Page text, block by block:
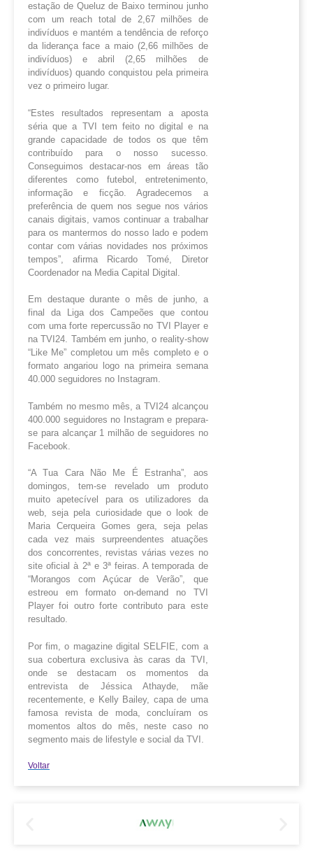
estação de Queluz de Baixo terminou junho
com um reach total de 2,67 milhões de
indivíduos e mantém a tendência de reforço
da liderança face a maio (2,66 milhões de
indivíduos) e abril (2,65 milhões de
indivíduos) quando conquistou pela primeira
vez o primeiro lugar.
“Estes resultados representam a aposta
séria que a TVI tem feito no digital e na
grande capacidade de todos os que têm
contribuído para o nosso sucesso.
Conseguimos destacar-nos em áreas tão
diferentes como futebol, entretenimento,
informação e ficção. Agradecemos a
preferência de quem nos segue nos vários
canais digitais, vamos continuar a trabalhar
para os mantermos do nosso lado e podem
contar com várias novidades nos próximos
tempos”, afirma Ricardo Tomé, Diretor
Coordenador na Media Capital Digital.
Em destaque durante o mês de junho, a
final da Liga dos Campeões que contou
com uma forte repercussão no TVI Player e
na TVI24. Também em junho, o reality-show
“Like Me” completou um mês completo e o
formato angariou logo na primeira semana
40.000 seguidores no Instagram.
Também no mesmo mês, a TVI24 alcançou
400.000 seguidores no Instagram e prepara-
se para alcançar 1 milhão de seguidores no
Facebook.
“A Tua Cara Não Me É Estranha”, aos
domingos, tem-se revelado um produto
muito apetecível para os utilizadores da
web, seja pela curiosidade que o look de
Maria Cerqueira Gomes gera, seja pelas
cada vez mais surpreendentes atuações
dos concorrentes, revistas várias vezes no
site oficial à 2ª e 3ª feiras. A temporada de
“Morangos com Açúcar de Verão”, que
estreou em formato on-demand no TVI
Player foi outro forte contributo para este
resultado.
Por fim, o magazine digital SELFIE, com a
sua cobertura exclusiva às caras da TVI,
onde se destacam os momentos da
entrevista de Jéssica Athayde, mãe
recentemente, e Kelly Bailey, capa de uma
famosa revista de moda, concluíram os
momentos altos do mês, neste caso no
segmento mais de lifestyle e social da TVI.
Voltar